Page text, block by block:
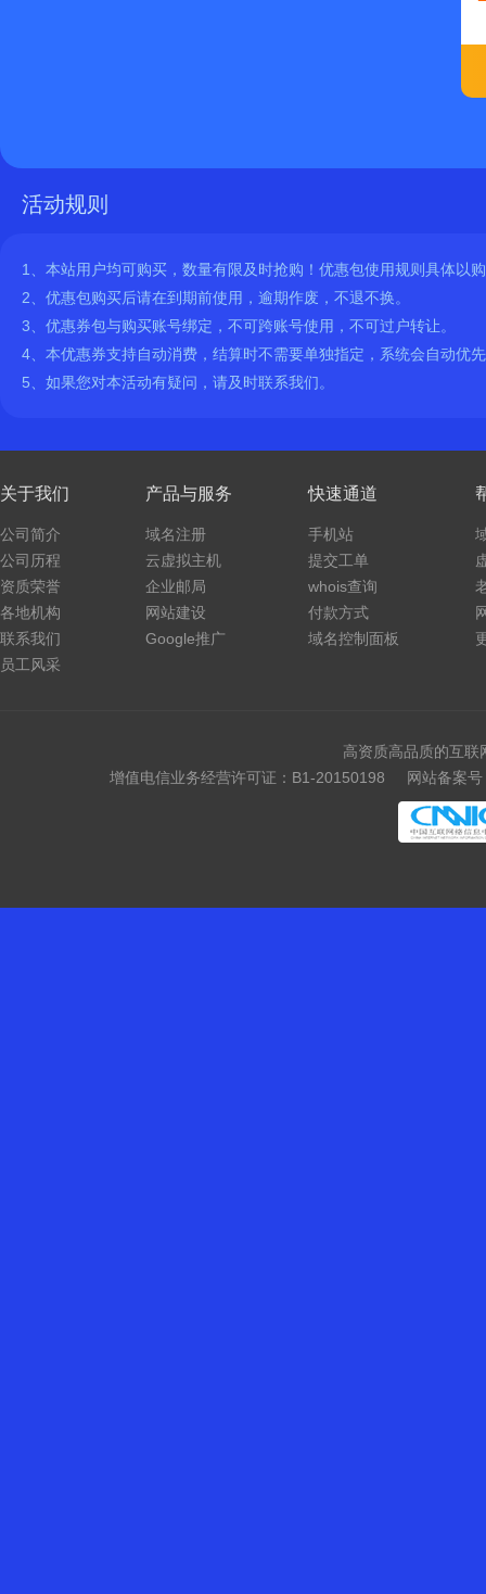
活动规则
1、本站用户均可购买，数量有限及时抢购！优惠包使用规则具体以
2、优惠包购买后请在到期前使用，逾期作废，不退不换。
3、优惠券包与购买账号绑定，不可跨账号使用，不可过户转让。
4、本优惠券支持自动消费，结算时不需要单独指定，系统会自动优
5、如果您对本活动有疑问，请及时联系我们。
关于我们
公司简介
公司历程
资质荣誉
各地机构
联系我们
员工风采
产品与服务
域名注册
云虚拟主机
企业邮局
网站建设
Google推广
快速通道
手机站
提交工单
whois查询
付款方式
域名控制面板
高资质高品质的互联
增值电信业务经营许可证：B1-20150198
网站备案